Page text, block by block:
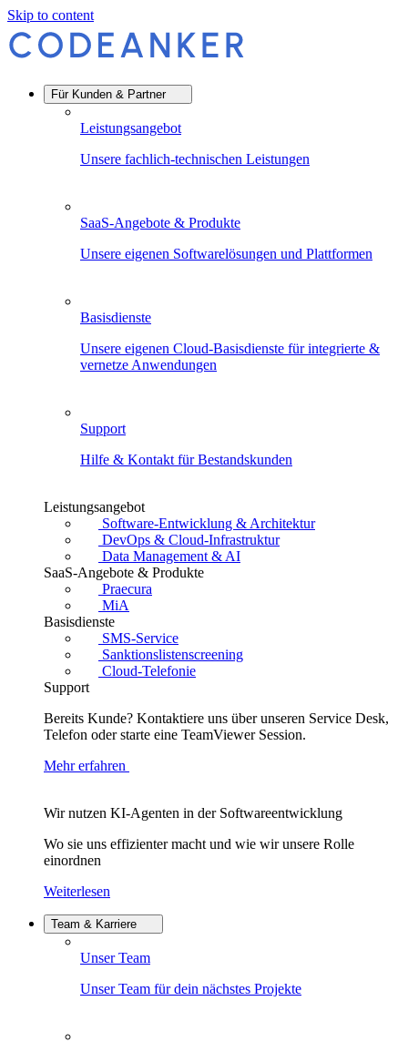
Skip to content
Für Kunden & Partner
Leistungsangebot
Unsere fachlich-technischen Leistungen
SaaS-Angebote & Produkte
Unsere eigenen Softwarelösungen und Plattformen
Basisdienste
Unsere eigenen Cloud-Basisdienste für integrierte &
vernetze Anwendungen
Support
Hilfe & Kontakt für Bestandskunden
Leistungsangebot
Software-Entwicklung & Architektur
DevOps & Cloud-Infrastruktur
Data Management & AI
SaaS-Angebote & Produkte
Praecura
MiA
Basisdienste
SMS-Service
Sanktionslistenscreening
Cloud-Telefonie
Support
Bereits Kunde? Kontaktiere uns über unseren Service Desk,
Telefon oder starte eine TeamViewer Session.
Mehr erfahren
Wir nutzen KI-Agenten in der Softwareentwicklung
Wo sie uns effizienter macht und wie wir unsere Rolle
einordnen
Weiterlesen
Team & Karriere
Unser Team
Unser Team für dein nächstes Projekte